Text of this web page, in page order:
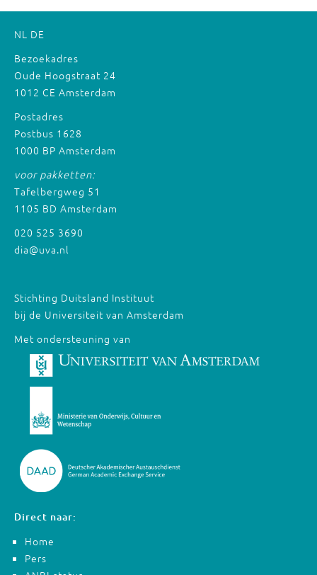
NL DE
Bezoekadres
Oude Hoogstraat 24
1012 CE Amsterdam
Postadres
Postbus 1628
1000 BP Amsterdam
voor pakketten:
Tafelbergweg 51
1105 BD Amsterdam
020 525 3690
dia@uva.nl
Stichting Duitsland Instituut
bij de Universiteit van Amsterdam
Met ondersteuning van
Direct naar:
Home
Pers